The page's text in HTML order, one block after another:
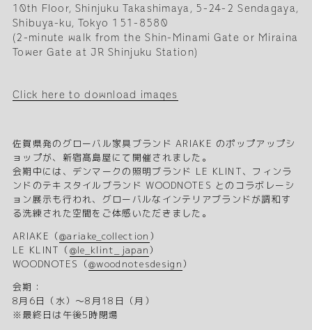
10th Floor, Shinjuku Takashimaya, 5-24-2 Sendagaya,
Shibuya-ku, Tokyo 151-8580
(2-minute walk from the Shin-Minami Gate or Miraina
Tower Gate at JR Shinjuku Station)
Click here to download images
佐賀県発のグローバル家具ブランド ARIAKE のポップアップシ
ョップが、新宿髙島屋にて開催されました。
会期中には、デンマークの照明ブランド LE KLINT、フィンラ
ンドのテキスタイルブランド WOODNOTES とのコラボレーシ
ョン展示も行われ、グローバルなインテリアブランドが調和す
る洗練された空間をご体感いただきました。
ARIAKE（@ariake_collection ）
LE KLINT（@le_klint_japan）
WOODNOTES（@woodnotesdesign）
会期：
8月6日（水）〜8月18日（月）
※最終日は午後5時閉場